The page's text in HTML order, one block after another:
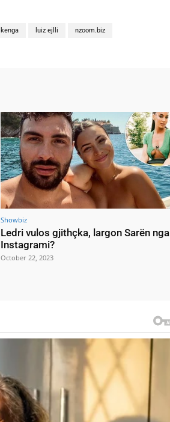
kenga luiz ejlli nzoom.biz
Showbiz
Ledri vulos gjithçka, largon Sarën nga
Instagrami?
October 22, 2023